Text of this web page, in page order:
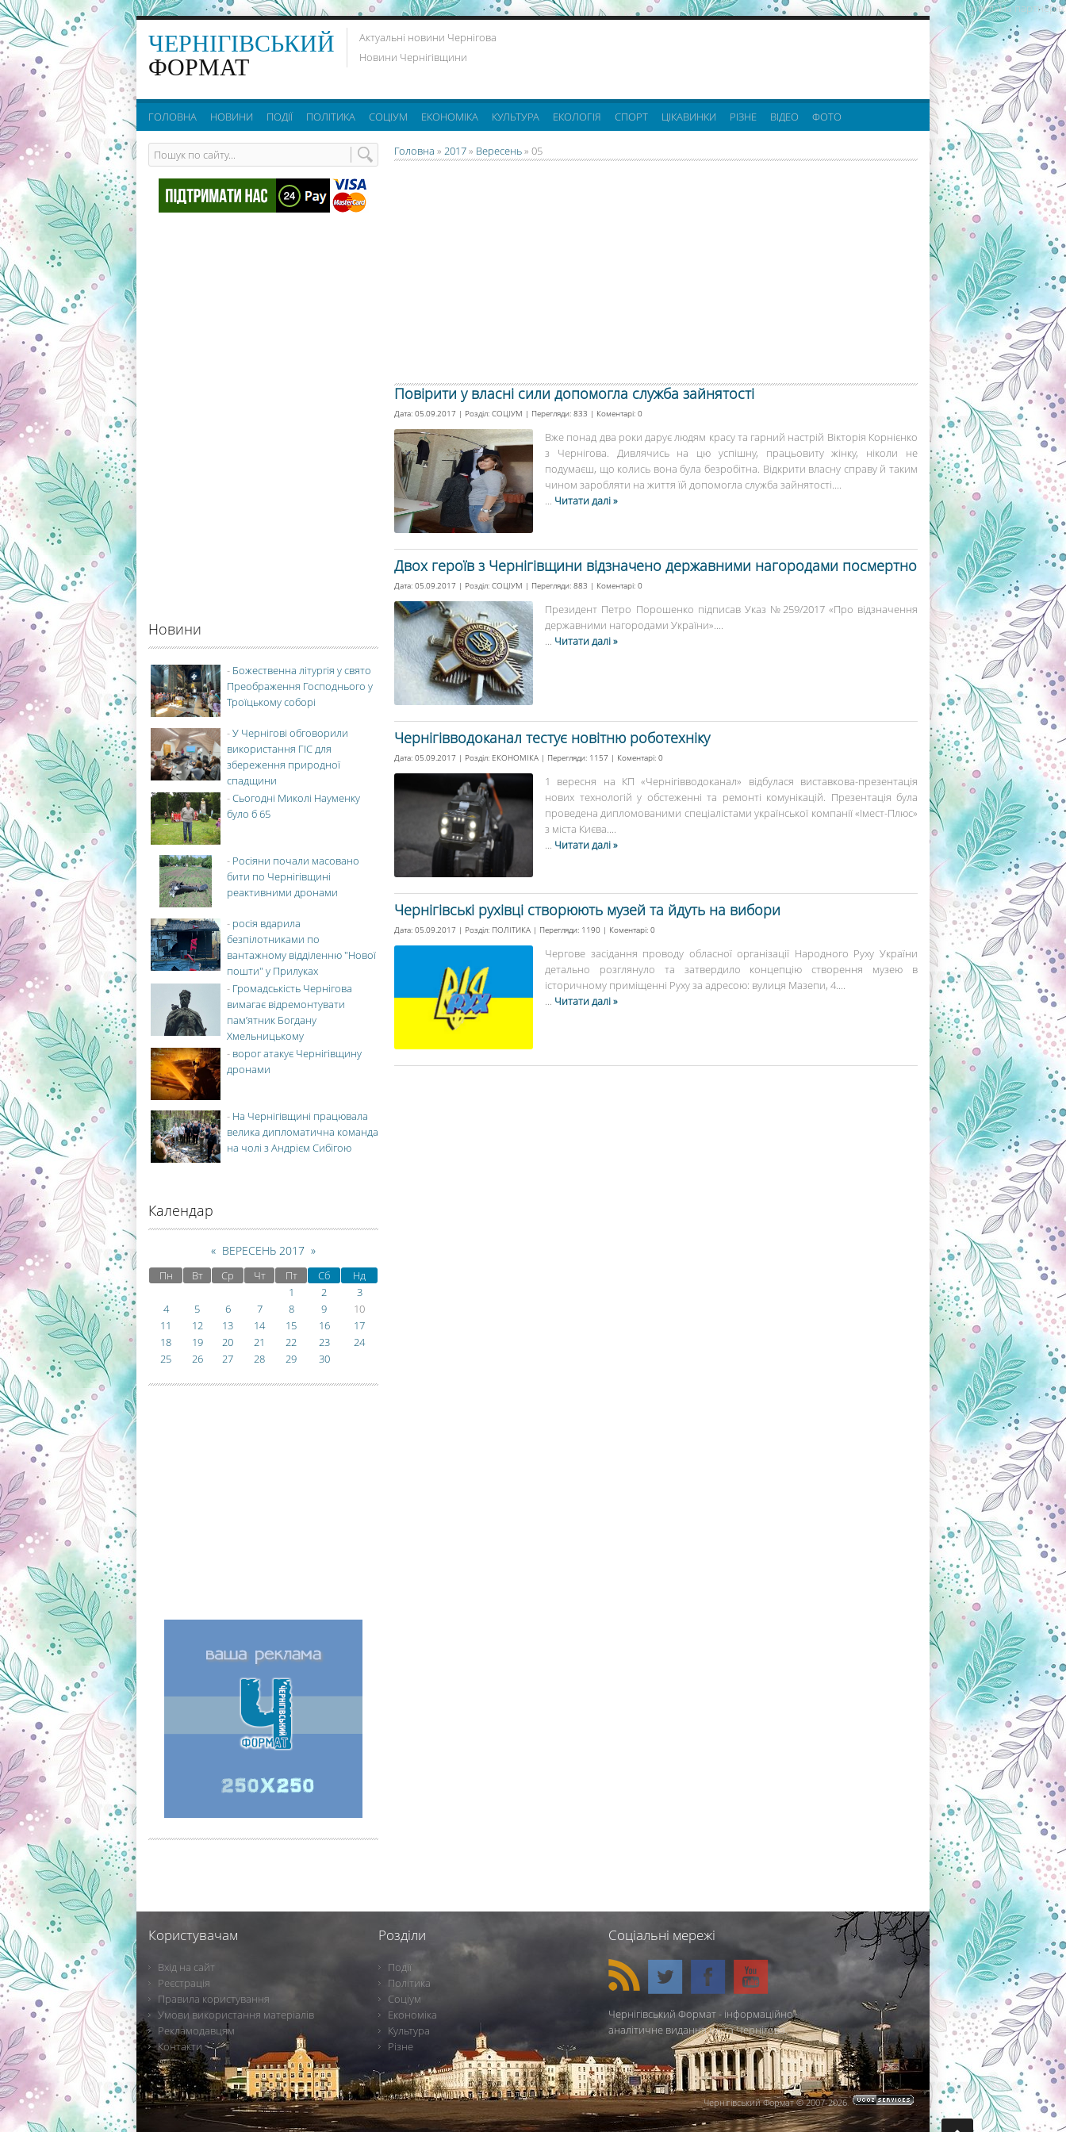
реклама партнерів:
ЧЕРНІГІВСЬКИЙ
ФОРМАТ
Актуальні новини Чернігова
Новини Чернігівщини
ГОЛОВНА НОВИНИ ПОДІЇ ПОЛІТИКА СОЦІУМ ЕКОНОМІКА КУЛЬТУРА ЕКОЛОГІЯ СПОРТ ЦІКАВИНКИ РІЗНЕ ВІДЕО ФОТО
Головна » 2017» Вересень» 05
Повірити у власні сили допомогла служба зайнятості
Дата: 05.09.2017 | Розділ: СОЦІУМ | Перегляди: 833 | Коментарі: 0
Вже понад два роки дарує людям красу та гарний настрій Вікторія Корнієнко
з Чернігова. Дивлячись на цю успішну, працьовиту жінку, ніколи не
подумаєш, що колись вона була безробітна. Відкрити власну справу й таким
чином заробляти на життя їй допомогла служба зайнятості....
... Читати далі »
Двох героїв з Чернігівщини відзначено державними нагородами посмертно
Дата: 05.09.2017 | Розділ: СОЦІУМ | Перегляди: 883 | Коментарі: 0
Президент Петро Порошенко підписав Указ №259/2017 «Про відзначення
державними нагородами України»....
... Читати далі »
Чернігівводоканал тестує новітню роботехніку
Дата: 05.09.2017 | Розділ: ЕКОНОМІКА | Перегляди: 1157 | Коментарі: 0
1 вересня на КП «Чернігівводоканал» відбулася виставкова-презентація
нових технологій у обстеженні та ремонті комунікацій. Презентація була
проведена дипломованими спеціалістами української компанії «Імест-Плюс»
з міста Києва....
... Читати далі »
Чернігівські рухівці створюють музей та йдуть на вибори
Дата: 05.09.2017 | Розділ: ПОЛІТИКА | Перегляди: 1190 | Коментарі: 0
Чергове засідання проводу обласної організації Народного Руху України
детально розглянуло та затвердило концепцію створення музею в
історичному приміщенні Руху за адресою: вулиця Мазепи, 4....
... Читати далі »
Новини
- Божественна літургія у свято
Преображення Господнього у
Троїцькому соборі
-У Чернігові обговорили
використання ГІС для
збереження природної
спадщини
-Сьогодні Миколі Науменку
було б 65
- Росіяни почали масовано
бити по Чернігівщині
реактивними дронами
- росія вдарила
безпілотниками по
вантажному відділенню "Нової
пошти" у Прилуках
- Громадськість Чернігова
вимагає відремонтувати
пам’ятник Богдану
Хмельницькому
- ворог атакує Чернігівщину
дронами
- На Чернігівщині працювала
велика дипломатична команда
на чолі з Андрієм Сибігою
Календар
« ВЕРЕСЕНЬ 2017 »
Пн Вт Ср Чт Пт Сб
Нд
1
2
3
4
5 6 7 8 9
10
11
12 13 14 15 16
17
18
19 20 21 22 23
24
25
26 27 28 29 30
Користувачам
Вхід на сайт
Реєстрація
Правила користування
Умови використання матеріалів
Рекламодавцям
Контакти
Розділи
Події
Політика
Соціум
Економіка
Культура
Різне
Соціальні мережі
Чернігівський Формат - інформаційно-
аналітичне видання міста Чернігова.
Чернігівський Формат © 2007-2026. .